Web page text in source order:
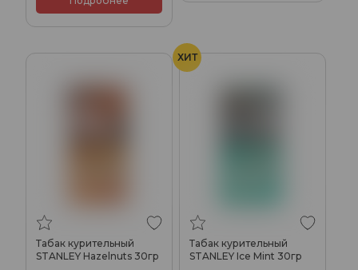
Табак курительный
STANLEY Hazelnuts 30гр
ХИТ
Табак курительный
STANLEY Ice Mint 30гр